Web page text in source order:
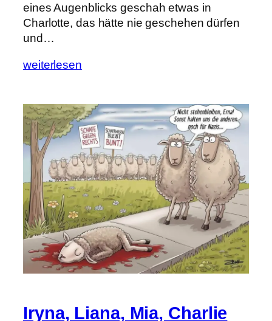
eines Augenblicks geschah etwas in
Charlotte, das hätte nie geschehen dürfen
und…
weiterlesen
Iryna, Liana, Mia, Charlie